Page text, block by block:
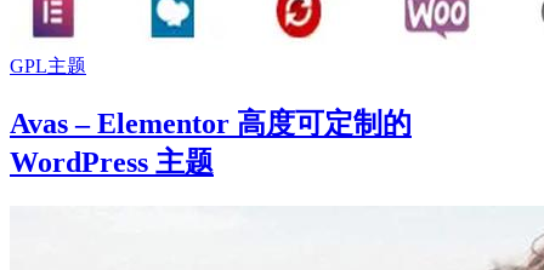
GPL主题
Avas – Elementor 高度可定制的
WordPress 主题